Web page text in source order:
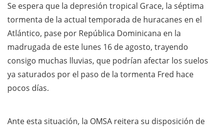
Se espera que la depresión tropical Grace, la séptima
tormenta de la actual temporada de huracanes en el
Atlántico, pase por República Dominicana en la
madrugada de este lunes 16 de agosto, trayendo
consigo muchas lluvias, que podrían afectar los suelos
ya saturados por el paso de la tormenta Fred hace
pocos días.
Ante esta situación, la OMSA reitera su disposición de